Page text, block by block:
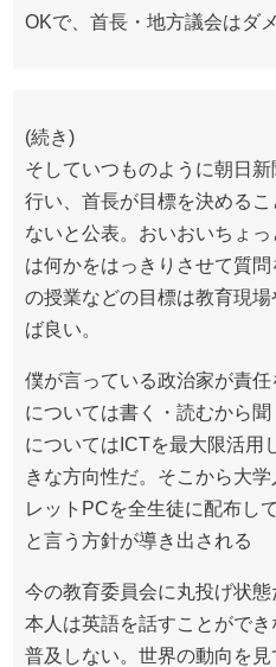
OKで、首長・地方議会はダ
(続き)
そしていつものように朝日
行い、首長が目標を決める
ないと公表。おいおいちょ
は何かをはっきりさせて質
の授業などの目標は教育現
ば良い。
僕が言っている政治家が責
については書く・読むから
についてはICTを最大限活用
きな方向性だ。そこから大
レットPCを全生徒に配布し
と言う方針が導き出される
今の教育委員会に丸投げ状
本人は英語を話すことがで
普及しない。世界の動向を